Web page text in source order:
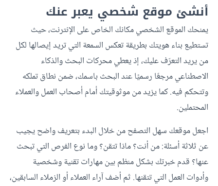
أنشئ موقع شخصي يعبر عنك
يمنحك الموقع الشخصي مكانك الخاص على الإنترنت، حيث
تستطيع بناء هويتك بطريقة تعكس السمعة التي تريد إيصالها لكل
من يريد التعرّف عليك، إذ يعطي محركات البحث والذكاء
الاصطناعي مرجعًا رسميًا عند البحث باسمك، ضمن نطاق تملكه
وتتحكم فيه. كما يزيد من موثوقيتك أمام أصحاب العمل والعملاء
المحتملين.
اجعل موقعك سهل التصفح من خلال البدء بتعريف واضح يجيب
عن ثلاثة أسئلة: من أنت؟ ماذا تتقن؟ وما نوع الفرص التي تبحث
عنها؟ قدم خبرتك بشكل منظم بين مهارات تقنية وشخصية
وأدوات العمل التي تتقنها. ثم أضف آراء العملاء أو الزملاء السابقين،